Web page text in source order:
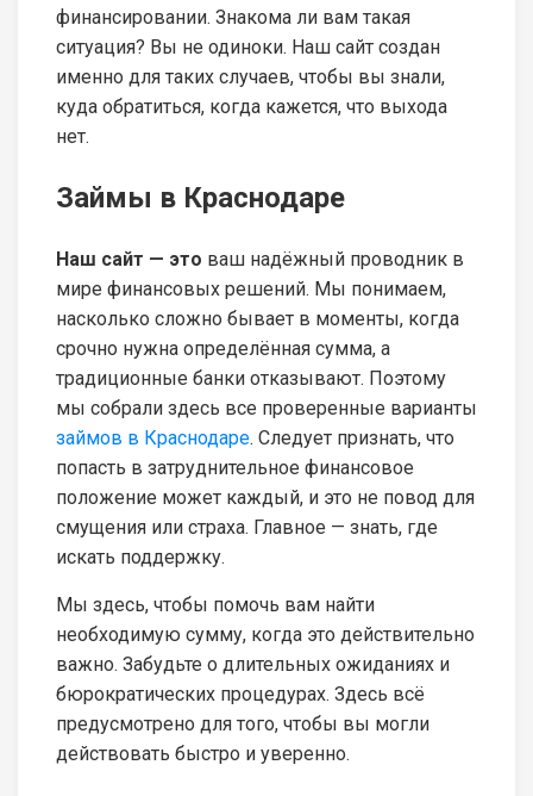
финансировании. Знакома ли вам такая
ситуация? Вы не одиноки. Наш сайт создан
именно для таких случаев, чтобы вы знали,
куда обратиться, когда кажется, что выхода
нет.
Займы в Краснодаре
Наш сайт — это ваш надёжный проводник в
мире финансовых решений. Мы понимаем,
насколько сложно бывает в моменты, когда
срочно нужна определённая сумма, а
традиционные банки отказывают. Поэтому
мы собрали здесь все проверенные варианты
займов в Краснодаре. Следует признать, что
попасть в затруднительное финансовое
положение может каждый, и это не повод для
смущения или страха. Главное — знать, где
искать поддержку.
Мы здесь, чтобы помочь вам найти
необходимую сумму, когда это действительно
важно. Забудьте о длительных ожиданиях и
бюрократических процедурах. Здесь всё
предусмотрено для того, чтобы вы могли
действовать быстро и уверенно.